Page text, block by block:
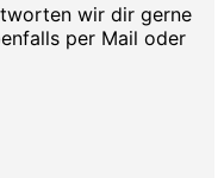
wir dir gerne
per Mail oder